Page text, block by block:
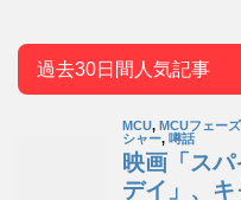
過去30日間人気記事